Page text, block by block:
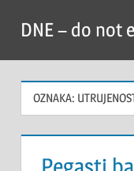
content
DNE – do not
OZNAKA: